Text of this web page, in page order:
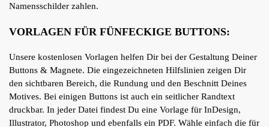
Namensschilder zahlen.
VORLAGEN FÜR FÜNFECKIGE BUTTONS:
Unsere kostenlosen Vorlagen helfen Dir bei der Gestaltung Deiner
Buttons & Magnete. Die eingezeichneten Hilfslinien zeigen Dir
den sichtbaren Bereich, die Rundung und den Beschnitt Deines
Motives. Bei einigen Buttons ist auch ein seitlicher Randtext
druckbar. In jeder Datei findest Du eine Vorlage für InDesign,
Illustrator, Photoshop und ebenfalls ein PDF. Wähle einfach die für